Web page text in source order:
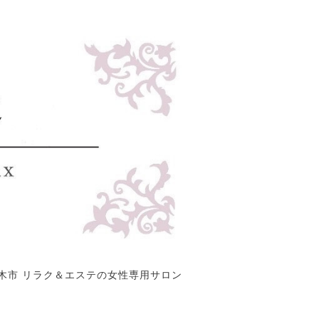
市 リラク＆エステの女性専用サロン